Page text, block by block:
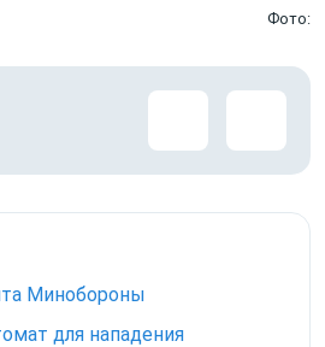
Фото:
Минобороны
для нападения